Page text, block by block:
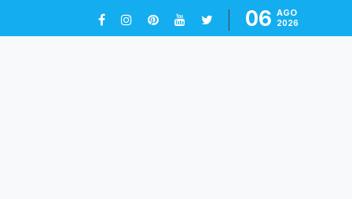
06 AGO
2026